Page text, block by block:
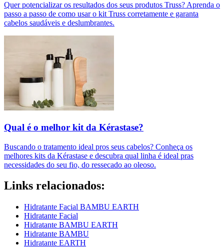
Quer potencializar os resultados dos seus produtos Truss? Aprenda o
passo a passo de como usar o kit Truss corretamente e garanta
cabelos saudáveis e deslumbrantes.
Qual é o melhor kit da Kérastase?
Buscando o tratamento ideal pros seus cabelos? Conheça os
melhores kits da Kérastase e descubra qual linha é ideal pras
necessidades do seu fio, do ressecado ao oleoso.
Links relacionados:
Hidratante Facial BAMBU EARTH
Hidratante Facial
Hidratante BAMBU EARTH
Hidratante BAMBU
Hidratante EARTH